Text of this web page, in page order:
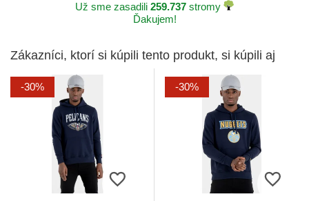
Už sme zasadili 259.737 stromy
Ďakujem!
Zákazníci, ktorí si kúpili tento produkt, si kúpili aj
-30% -30%